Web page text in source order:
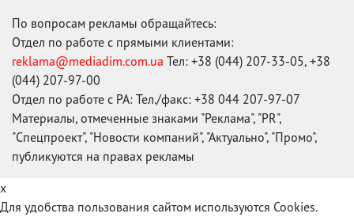
По вопросам рекламы обращайтесь:
Отдел по работе с прямыми клиентами:
reklama@mediadim.com.ua Тел: +38 (044) 207-33-05, +38
(044) 207-97-00
Отдел по работе с РА: Тел./факс: +38 044 207-97-07
Материалы, отмеченные знаками "Реклама", "PR",
"Спецпроект", "Новости компаний", "Актуально", "Промо",
публикуются на правах рекламы
x
Для удобства пользования сайтом используются Cookies.